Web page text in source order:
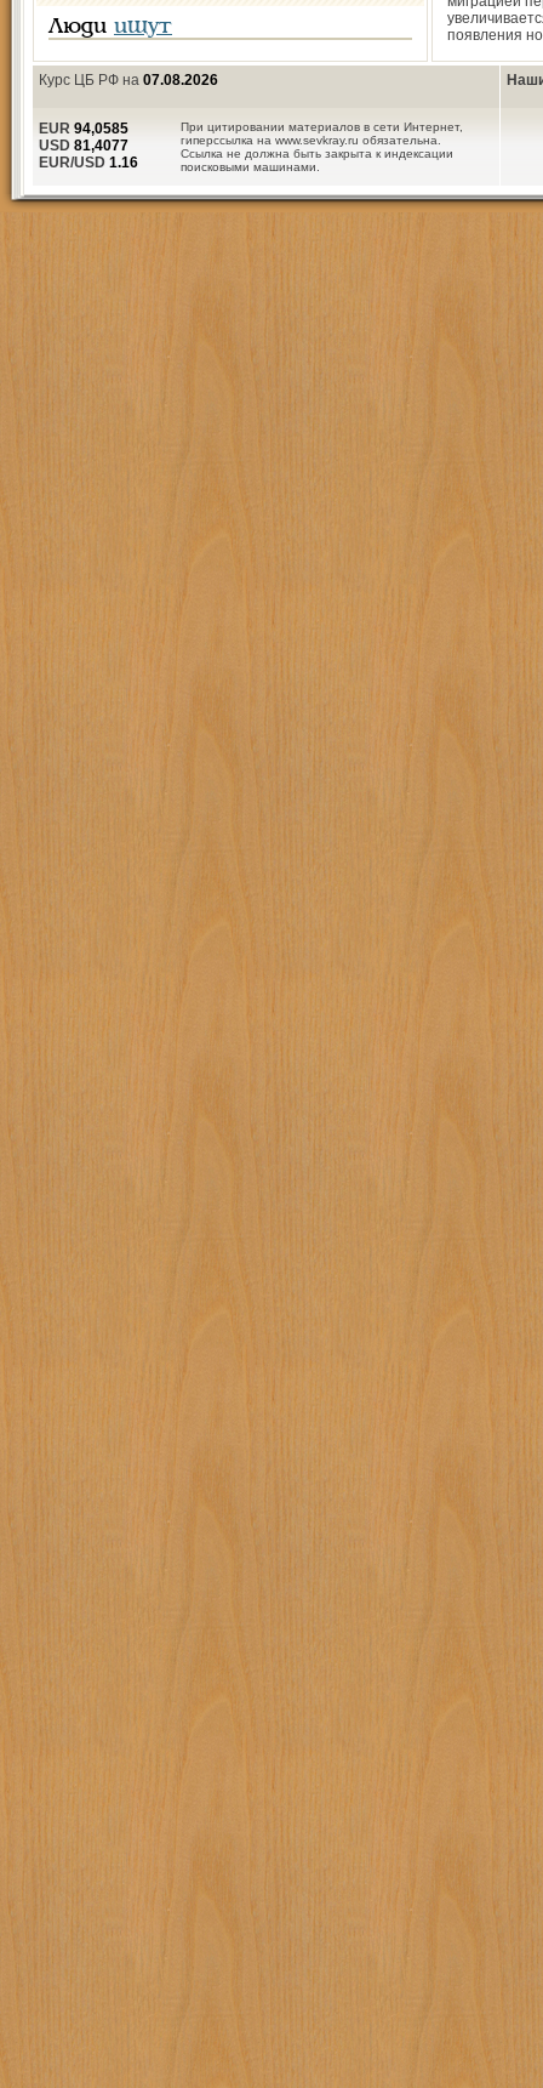
Люди ищут
появления
Курс ЦБ РФ на 07.08.2026
При цитировании материалов в сети Интернет,
гиперссылка на www.sevkray.ru обязательна.
Ссылка не должна быть закрыта к индексации
поисковыми машинами.
EUR 94,0585
USD 81,4077
EUR/USD 1.16